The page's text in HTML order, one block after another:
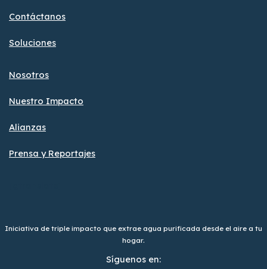
Contáctanos
Soluciones
Nosotros
Nuestro Impacto
Alianzas
Prensa y Reportajes
Iniciativa de triple impacto que extrae agua purificada desde el aire a tu
hogar.
Síguenos en: